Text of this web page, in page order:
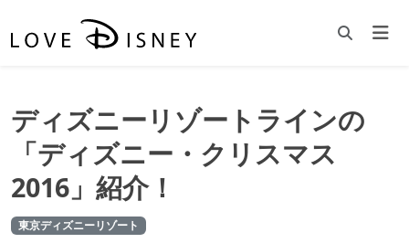
ディズニーリゾートラインの
「ディズニー・クリスマス
2016」紹介！
東京ディズニーリゾート